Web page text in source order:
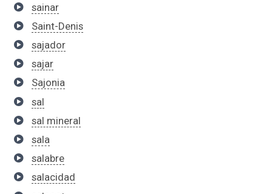
sainar
Saint-Denis
sajador
sajar
Sajonia
sal
sal mineral
sala
salabre
salacidad